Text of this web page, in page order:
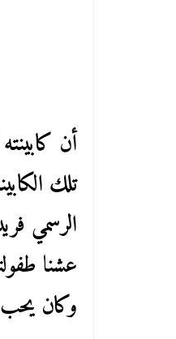
أن
تلك
الرسمي
عشنا
وكان يحب